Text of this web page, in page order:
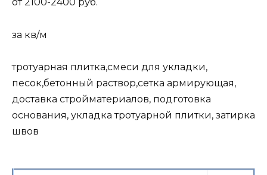
от 2100-2400 руб.
за кв/м
тротуарная плитка,смеси для укладки,
песок,бетонный раствор,сетка армирующая,
доставка стройматериалов, подготовка
основания, укладка тротуарной плитки, затирка
швов